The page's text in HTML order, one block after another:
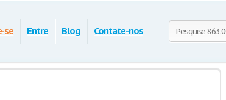
se Entre Blog Contate-nos